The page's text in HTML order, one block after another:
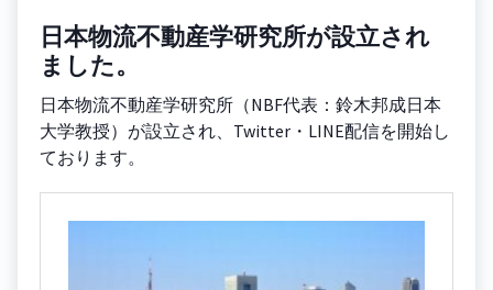
日本物流不動産学研究所が設立され
ました。
日本物流不動産学研究所（NBF代表：鈴木邦成日本
大学教授）が設立され、Twitter・LINE配信を開始し
ております。